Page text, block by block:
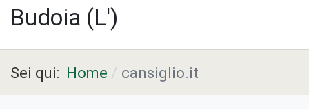
Budoia (L')
Sei qui: Home cansiglio.it